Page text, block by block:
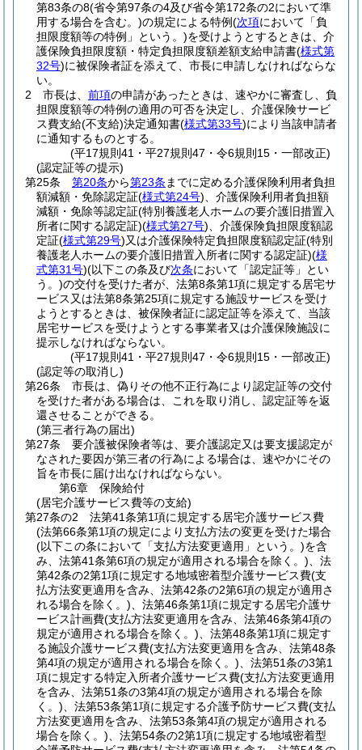
第83条の8(省令第97条の4及び省令第172条の2において準
用する場合を含む。)の規定による特例(次項において「負
担限度額等の特例」という。)を受けようとするときは、介
護保険負担限度額・特定負担限度額差額支給申請書(様式第
32号)に被保険者証を添えて、市長に申請しなければならな
い。
2
市長は、 前項の申請があったときは、速やかに審査し、負
担限度額等の特例の適用の可否を決定し、介護保険サービ
ス費支給(不支給)決定通知書(様式第33号)により当該申請者
に通知するものとする。
(平17規則41・平27規則47・令6規則15・一部改正)
(認定証等の提示)
第25条
第20条から第23条 までに定める介護保険利用者負担
額減額・免除認定証(様式第24号) 、介護保険利用者負担額
減額・免除等認定証(特別養護老人ホームの要介護旧措置入
所者に関する認定証)(様式第27号) 、介護保険負担限度額認
定証(様式第29号)又は介護保険特定負担限度額認定証(特別
養護老人ホームの要介護旧措置入所者に関する認定証)(様
式第31号)(以下この条及び次条において「認定証等」とい
う。)の交付を受けた者が、法第8条第1項に規定する居宅サ
ービス又は法第8条第25項に規定する施設サービスを受け
ようとするときは、被保険者証に認定証等を添えて、当該
居宅サービスを受けようとする事業者又は介護保険施設に
提示しなければならない。
(平17規則41・平27規則47・令6規則15・一部改正)
(認定等の取消し)
第26条
市長は、偽りその他不正行為により認定証等の交付
を受けた者がある場合は、これを取り消し、認定証等を返
還させることができる。
(第三者行為の届出)
第27条
要介護被保険者等は、要介護認定又は要支援認定が
なされた要因が第三者の行為による場合は、速やかにその
旨を市長に届け出なければならない。
第6章
保険給付
(居宅介護サービス費等の支給)
第27条の2
法第41条第1項に規定する居宅介護サービス費
(法第66条第1項の規定により支払方法の変更を受けた場合
(以下この条において「支払方法変更適用」という。)を含
み、法第41条第6項の規定が適用される場合を除く。) 、法
第42条の2第1項に規定する地域密着型介護サービス費(支
払方法変更適用を含み、法第42条の2第6項の規定が適用さ
れる場合を除く。) 、法第46条第1項に規定する居宅介護サ
ービス計画費(支払方法変更適用を含み、法第46条第4項の
規定が適用される場合を除く。) 、法第48条第1項に規定す
る施設介護サービス費(支払方法変更適用を含み、法第48条
第4項の規定が適用される場合を除く。) 、法第51条の3第1
項に規定する特定入所者介護サービス費(支払方法変更適用
を含み、法第51条の3第4項の規定が適用される場合を除
く。) 、法第53条第1項に規定する介護予防サービス費(支払
方法変更適用を含み、法第53条第4項の規定が適用される
場合を除く。) 、法第54条の2第1項に規定する地域密着型